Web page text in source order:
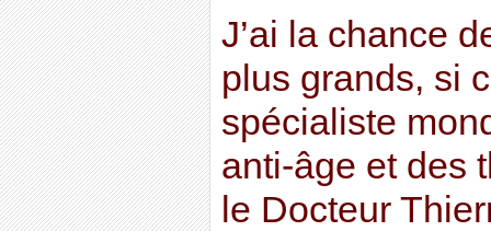
J’ai la chance
plus grands, si
spécialiste
anti-âge et des
le Docteur